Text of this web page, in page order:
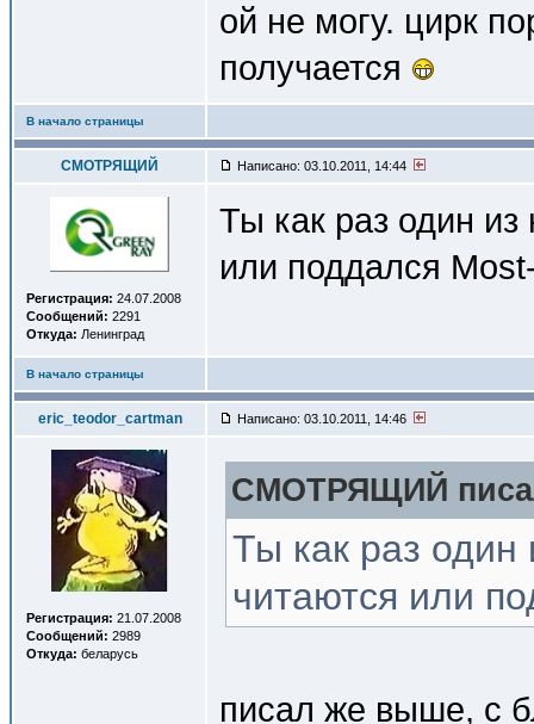
ой не могу. цирк
получается
В начало страницы
СМОТРЯЩИЙ Написано: 03.10.2011, 14:44
Регистрация: 24.07.2008
Сообщений: 2291
Откуда: Ленинград
Ты как раз один из
или поддался
В начало страницы
eric_teodor_cartman Написано: 03.10.2011, 14:46
Регистрация: 21.07.2008
Сообщений: 2989
Откуда: беларусь
СМОТРЯЩИЙ
Ты как раз один
читаются или
писал же выше, с